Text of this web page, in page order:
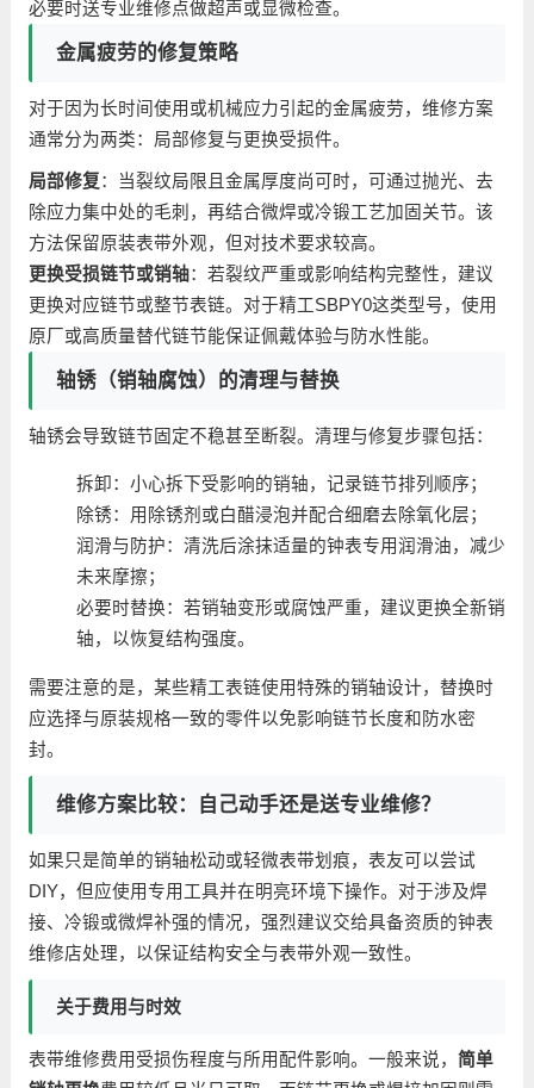
必要时送专业维修点做超声或显微检查。
金属疲劳的修复策略
对于因为长时间使用或机械应力引起的金属疲劳，维修方案
通常分为两类：局部修复与更换受损件。
局部修复 ：当裂纹局限且金属厚度尚可时，可通过抛光、去
除应力集中处的毛刺，再结合微焊或冷锻工艺加固关节。该
方法保留原装表带外观，但对技术要求较高。
更换受损链节或销轴：若裂纹严重或影响结构完整性，建议
更换对应链节或整节表链。对于精工SBPY0这类型号，使用
原厂或高质量替代链节能保证佩戴体验与防水性能。
轴锈（销轴腐蚀）的清理与替换
轴锈会导致链节固定不稳甚至断裂。清理与修复步骤包括：
拆卸：小心拆下受影响的销轴，记录链节排列顺序；
除锈：用除锈剂或白醋浸泡并配合细磨去除氧化层；
润滑与防护：清洗后涂抹适量的钟表专用润滑油，减少
未来摩擦；
必要时替换：若销轴变形或腐蚀严重，建议更换全新销
轴，以恢复结构强度。
需要注意的是，某些精工表链使用特殊的销轴设计，替换时
应选择与原装规格一致的零件以免影响链节长度和防水密
封。
维修方案比较：自己动手还是送专业维修？
如果只是简单的销轴松动或轻微表带划痕，表友可以尝试
DIY，但应使用专用工具并在明亮环境下操作。对于涉及焊
接、冷锻或微焊补强的情况，强烈建议交给具备资质的钟表
维修店处理，以保证结构安全与表带外观一致性。
关于费用与时效
表带维修费用受损伤程度与所用配件影响。一般来说， 简单